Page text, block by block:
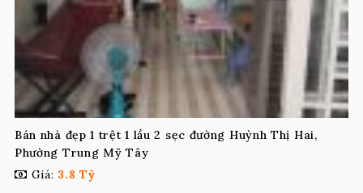
Bán nhà đẹp 1 trệt 1 lầu 2 sẹc đường Huỳnh Thị Hai,
Phường Trung Mỹ Tây
Giá: 3.8 Tỷ